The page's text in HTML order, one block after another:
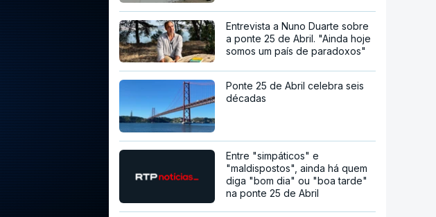
Entrevista a Nuno Duarte sobre
a ponte 25 de Abril. "Ainda hoje
somos um país de paradoxos"
Ponte 25 de Abril celebra seis
décadas
Entre "simpáticos" e
"maldispostos", ainda há quem
diga "bom dia" ou "boa tarde"
na ponte 25 de Abril